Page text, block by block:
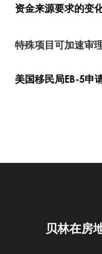
资金来源要求的变
特殊项目可加速审
美国移民局EB-5申
贝林在房